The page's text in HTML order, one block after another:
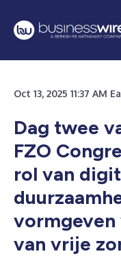
Oct 13, 2025 11:37 AM
Dag twee
FZO
rol van
van vrije